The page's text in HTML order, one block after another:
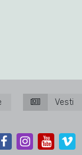
Vesti